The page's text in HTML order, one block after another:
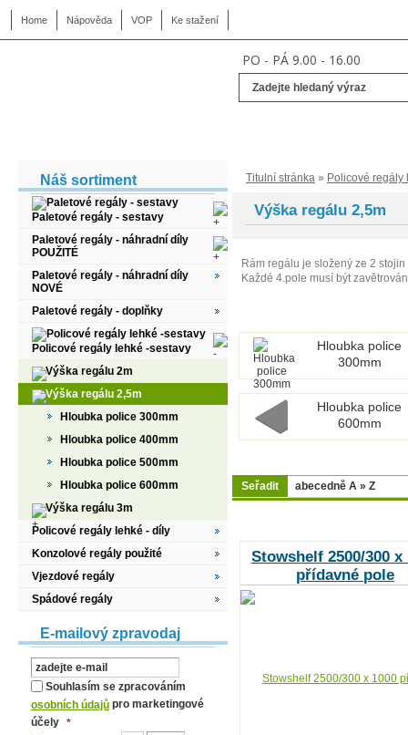
PO - PÁ 9.00 - 16.00
Home Nápověda VOP Ke stažení
Titulní stránka » Policové regály
Výška regálu 2,5m
Rám regálu je složený ze 2
Každé 4.pole musí být
Hloubka police
300mm
Hloubka police
600mm
Seřadit
Stowshelf 2500/300 x
přídavné pole
Náš sortiment
Paletové regály - sestavy
Paletové regály - náhradní díly
POUŽITÉ
Paletové regály - náhradní díly
NOVÉ
Paletové regály - doplňky
Policové regály lehké -sestavy
Výška regálu 2m
Výška regálu 2,5m
Hloubka police 300mm
Hloubka police 400mm
Hloubka police 500mm
Hloubka police 600mm
Výška regálu 3m
Policové regály lehké - díly
Konzolové regály použité
Vjezdové regály
Spádové regály
E-mailový zpravodaj
Souhlasím se zpracováním
osobních údajů pro marketingové
účely *